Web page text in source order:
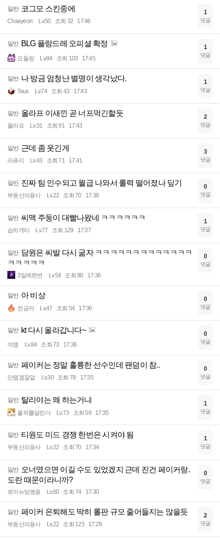
일반 코그모 스킨중에
Chaeyeon Lv.50 조회 32 17:46
1
댓글
일반 BLG 플랑드레 오피셜 확정
요들팡 Lv.84 조회 103 17:45
1
댓글
일반 나 방금 엄청난 별명이 생각났다.
Teus Lv.74 조회 43 17:43
1
댓글
일반 올라프 이새낀 곧 너프먹긴할듯
올라프 Lv.31 조회 91 17:43
2
댓글
일반 근데 좀 웃긴게
라퓨리 Lv.43 조회 71 17:41
3
댓글
일반 진짜 팀 인수되고 월급 나와서 롤력 떨어졌나 딮기
부동산의용사 Lv.22 조회 70 17:38
0
댓글
일반 씨맥 주둥이 대빨나왔네 ㅋㅋㅋㅋㅋㅋ
습하게티 Lv.77 조회 129 17:37
1
댓글
일반 담원은 씨발 다시 굶자 ㅋㅋㅋㅋㅋㅋㅋㅋㅋㅋㅋㅋㅋ
ㅋㅋㅋㅋㅋ
3일에한번 Lv.54 조회 90 17:36
0
댓글
일반 아 비상
전공자 Lv.47 조회 54 17:36
0
댓글
일반 kt 다시 올라갑니다~
여챔 Lv.84 조회 73 17:36
0
댓글
일반 페이커는 정말 훌륭한 선수인데 팬덤이 참..
만랩겜잘알 Lv.30 조회 78 17:35
0
댓글
일반 탈리야는 왜 하는거냐
물위를달린다 Lv.73 조회 59 17:35
1
댓글
일반 티원도 미드 경쟁 한번은 시켜야 됨
부동산의용사 Lv.22 조회 70 17:34
1
댓글
일반 오너였으면 이길 수도 있었겠지 근데 진건 페이커랑.
도란 때문이라니까?
로아뉴빙엥용 Lv.60 조회 74 17:30
0
댓글
일반 페이커 은퇴해도 딱히 롤판 규모 줄어들지는 않을듯
부동산의용사 Lv.22 조회 125 17:29
2
댓글